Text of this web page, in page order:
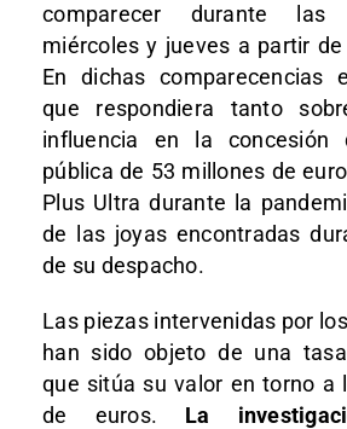
comparecer durante las
miércoles y jueves a partir
En dichas comparecencias
que respondiera tanto
influencia en la concesión
pública de 53 millones de
Plus Ultra durante la
de las joyas encontradas
de su despacho.
Las piezas intervenidas por
han sido objeto de una
que sitúa su valor en torno a
de euros. La